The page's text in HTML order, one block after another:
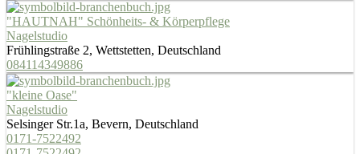
"HAUTNAH" Schönheits- & Körperpflege
Nagelstudio
Frühlingstraße 2, Wettstetten, Deutschland
084114349886
"kleine Oase"
Nagelstudio
Selsinger Str.1a, Bevern, Deutschland
0171-7522492